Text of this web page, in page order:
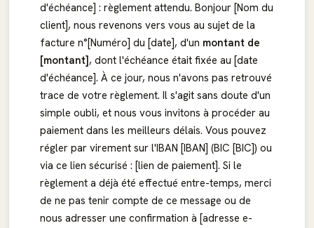
d'échéance] : règlement attendu. Bonjour [Nom du
client], nous revenons vers vous au sujet de la
facture n°[Numéro] du [date], d'un montant de
[montant], dont l'échéance était fixée au [date
d'échéance]. À ce jour, nous n'avons pas retrouvé
trace de votre règlement. Il s'agit sans doute d'un
simple oubli, et nous vous invitons à procéder au
paiement dans les meilleurs délais. Vous pouvez
régler par virement sur l'IBAN [IBAN] (BIC [BIC]) ou
via ce lien sécurisé : [lien de paiement]. Si le
règlement a déjà été effectué entre-temps, merci
de ne pas tenir compte de ce message ou de
nous adresser une confirmation à [adresse e-